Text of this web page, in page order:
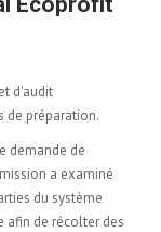
d'audit
de préparation.
demande de
a examiné
du système
afin de récolter des